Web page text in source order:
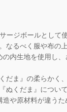
ジボールとし
るべく服や布の
内生地を使用し
ま』の柔らかく
くだま』につい
原材料が違う